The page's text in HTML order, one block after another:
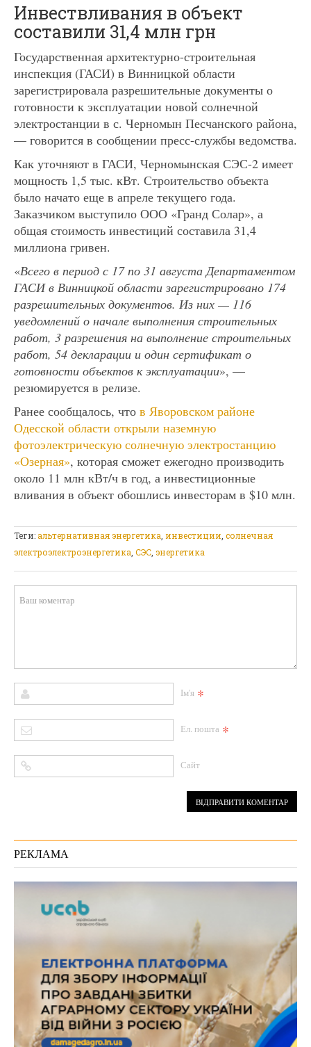
Инвествливания в объект
составили 31,4 млн грн
Государственная архитектурно-строительная
инспекция (ГАСИ) в Винницкой области
зарегистрировала разрешительные документы о
готовности к эксплуатации новой солнечной
электростанции в с. Черномын Песчанского района,
— говорится в сообщении пресс-службы ведомства.
Как уточняют в ГАСИ, Черномынская СЭС-2 имеет
мощность 1,5 тыс. кВт. Строительство объекта
было начато еще в апреле текущего года.
Заказчиком выступило ООО «Гранд Солар», а
общая стоимость инвестиций составила 31,4
миллиона гривен.
«Всего в период с 17 по 31 августа Департаментом
ГАСИ в Винницкой области зарегистрировано 174
разрешительных документов. Из них — 116
уведомлений о начале выполнения строительных
работ, 3 разрешения на выполнение строительных
работ, 54 декларации и один сертификат о
готовности объектов к эксплуатации», —
резюмируется в релизе.
Ранее сообщалось, что в Яворовском районе
Одесской области открыли наземную
фотоэлектрическую солнечную электростанцию
«Озерная», которая сможет ежегодно производить
около 11 млн кВт/ч в год, а инвестиционные
вливания в объект обошлись инвесторам в $10 млн.
Теги:альтернативная энергетика инвестиции солнечная
электроэлектроэнергетика СЭС энергетика
Ім'я *
Ел. пошта *
Сайт
РЕКЛАМА